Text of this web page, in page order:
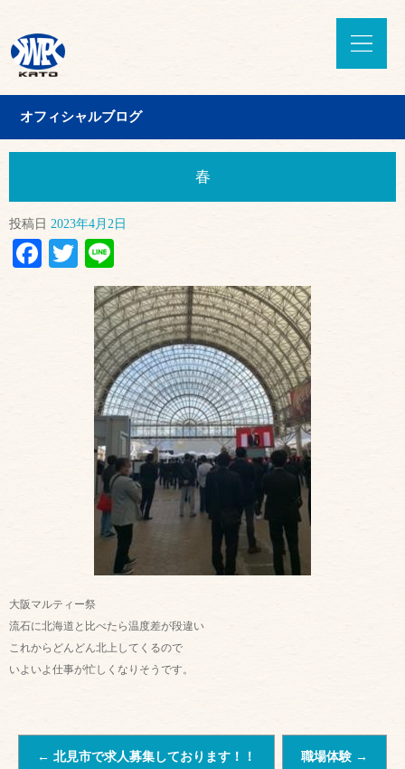
オフィシャルブログ
春
投稿日 2023年4月2日
Facebook
Twitter
大阪マルティー祭
流石に北海道と比べたら温度差が段違い
これからどんどん北上してくるので
いよいよ仕事が忙しくなりそうです。
← 北見市で求人募集しております！！ 職場体験 →